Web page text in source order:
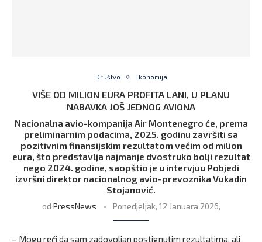
Društvo Ekonomija
VIŠE OD MILION EURA PROFITA LANI, U PLANU
NABAVKA JOŠ JEDNOG AVIONA
Nacionalna avio-kompanija Air Montenegro će, prema
preliminarnim podacima, 2025. godinu završiti sa
pozitivnim finansijskim rezultatom većim od milion
eura, što predstavlja najmanje dvostruko bolji rezultat
nego 2024. godine, saopštio je u intervjuu Pobjedi
izvršni direktor nacionalnog avio-prevoznika Vukadin
Stojanović.
od PressNews Ponedjeljak, 12 Januara 2026,
– Mogu reći da sam zadovoljan postignutim rezultatima, ali